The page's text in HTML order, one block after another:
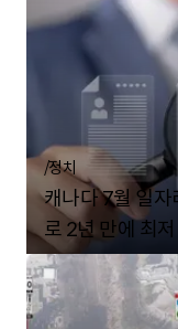
/정치
캐나다 7월 일
로 2년 만에 최저